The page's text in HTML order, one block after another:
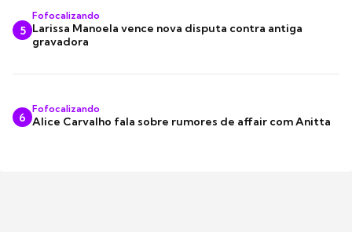
5
Fofocalizando
Larissa Manoela vence nova disputa contra antiga
gravadora
6
Fofocalizando
Alice Carvalho fala sobre rumores de affair com Anitta